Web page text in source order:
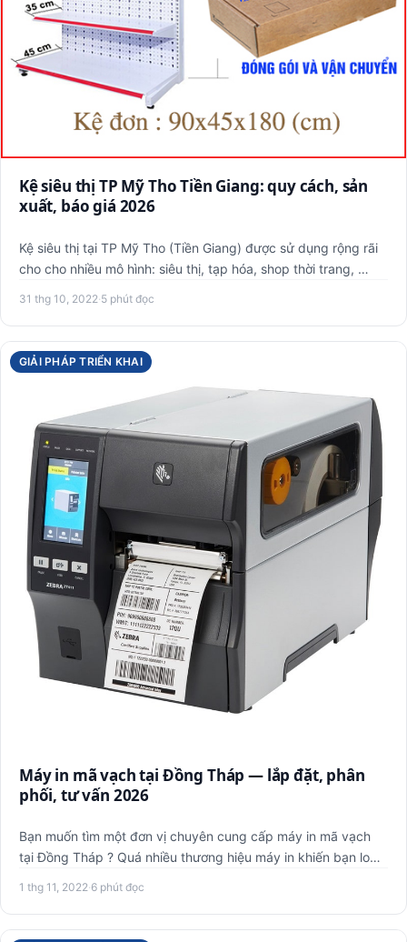
Kệ siêu thị TP Mỹ Tho Tiền Giang: quy cách, sản
xuất, báo giá 2026
Kệ siêu thị tại TP Mỹ Tho (Tiền Giang) được sử dụng rộng rãi
cho cho nhiều mô hình: siêu thị, tạp hóa, shop thời trang, …
31 thg 10, 2022·5 phút đọc
GIẢI PHÁP TRIỂN KHAI
Máy in mã vạch tại Đồng Tháp — lắp đặt, phân
phối, tư vấn 2026
Bạn muốn tìm một đơn vị chuyên cung cấp máy in mã vạch
tại Đồng Tháp ? Quá nhiều thương hiệu máy in khiến bạn lo
1 thg 11, 2022·6 phút đọc